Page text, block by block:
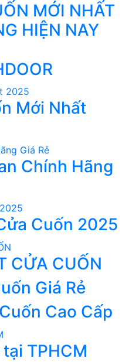
MỚI NHẤT
HIỆN NAY
Mới Nhất
Chính Hãng
Cuốn 2025
CỬA CUỐN
Giá Rẻ
Cao Cấp
TPHCM